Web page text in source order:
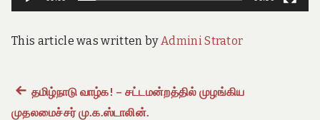
e
T
i
l
N
This article was written byAdmini Strator
Post
Previous
post:
தமிழ்நாடு வாழ்க! – சட்டமன்றத்தில் முழங்கிய
முதலமைச்சர் மு.க.ஸ்டாலின்.